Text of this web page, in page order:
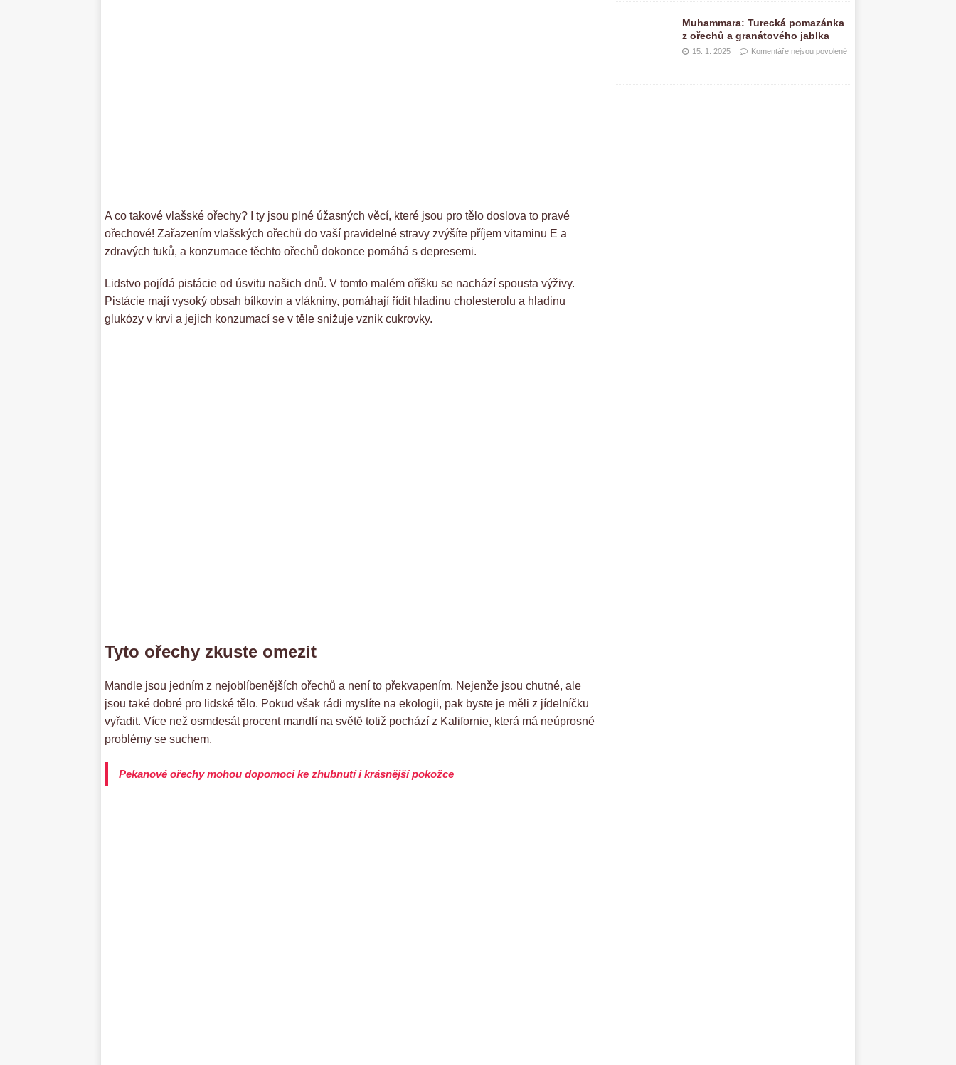
A co takové vlašské ořechy? I ty jsou plné úžasných věcí, které jsou pro tělo doslova to pravé
ořechové! Zařazením vlašských ořechů do vaší pravidelné stravy zvýšíte příjem vitaminu E a
zdravých tuků, a konzumace těchto ořechů dokonce pomáhá s depresemi.
Lidstvo pojídá pistácie od úsvitu našich dnů. V tomto malém oříšku se nachází spousta výživy.
Pistácie mají vysoký obsah bílkovin a vlákniny, pomáhají řídit hladinu cholesterolu a hladinu
glukózy v krvi a jejich konzumací se v těle snižuje vznik cukrovky.
Tyto ořechy zkuste omezit
Mandle jsou jedním z nejoblíbenějších ořechů a není to překvapením. Nejenže jsou chutné, ale
jsou také dobré pro lidské tělo. Pokud však rádi myslíte na ekologii, pak byste je měli z jídelníčku
vyřadit. Více než osmdesát procent mandlí na světě totiž pochází z Kalifornie, která má neúprosné
problémy se suchem.
Pekanové ořechy mohou dopomoci ke zhubnutí i krásnější pokožce
Muhammara: Turecká pomazánka
z ořechů a granátového jablka
15. 1. 2025 Komentáře nejsou povolené